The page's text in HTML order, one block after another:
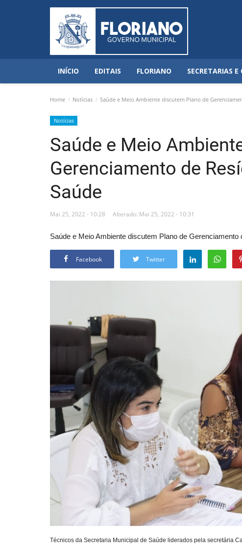
INÍCIO EDITAIS FLORIANO SECRETARIAS E
Home Notícias Saúde e Meio Ambiente discutem Plano de
Notícias
Saúde e Meio
Gerenciamento de
Saúde
Mai 25, 2022 - 10:28 Alterado: Mai 25, 2022 - 10:31
Saúde e Meio Ambiente discutem Plano de
Facebook Twitter
Técnicos da Secretaria Municipal de Saúde liderados pela secretária